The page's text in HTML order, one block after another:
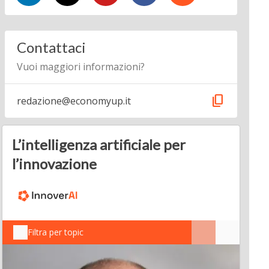
Contattaci
Vuoi maggiori informazioni?
redazione@economyup.it content_copy
L’intelligenza artificiale per
l’innovazione
Filtra per topic